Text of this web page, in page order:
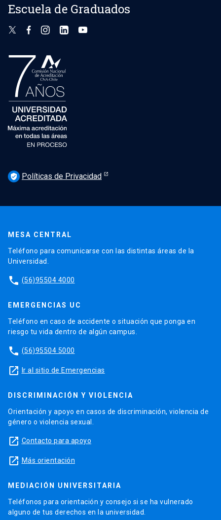
Escuela de Graduados
verified_user Políticas de Privacidad
MESA CENTRAL
Teléfono para comunicarse con las distintas áreas de la
Universidad.
phone (56)95504 4000
EMERGENCIAS UC
Teléfono en caso de accidente o situación que ponga en
riesgo tu vida dentro de algún campus.
phone (56)95504 5000
launch Ir al sitio de Emergencias
DISCRIMINACIÓN Y VIOLENCIA
Orientación y apoyo en casos de discriminación, violencia de
género o violencia sexual.
launch Contacto para apoyo
launch Más orientación
MEDIACIÓN UNIVERSITARIA
Teléfonos para orientación y consejo si se ha vulnerado
alguno de tus derechos en la universidad.